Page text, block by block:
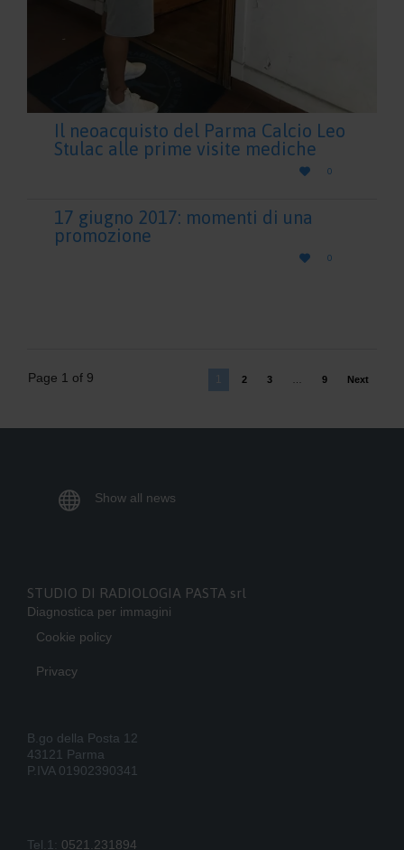
Il neoacquisto del Parma Calcio Leo
Stulac alle prime visite mediche

LOVE
IT
0
17 giugno 2017: momenti di una
promozione

LOVE
IT
0
Page 1 of 9 1 2 3 9 Next
 Show all news
STUDIO DI RADIOLOGIA PASTA srl
Diagnostica per immagini
Cookie policy
Privacy
B.go della Posta 12
43121 Parma
P.IVA 01902390341
Tel.1: 0521.231894